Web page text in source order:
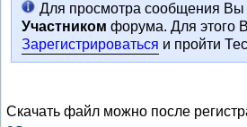
Для просмотра сообщения
Участником форума. Для этого
Зарегистрироваться и пройти
Скачать файл можно после